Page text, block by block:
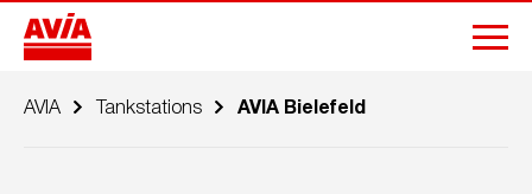
AVIA Tankstations AVIA Bielefeld